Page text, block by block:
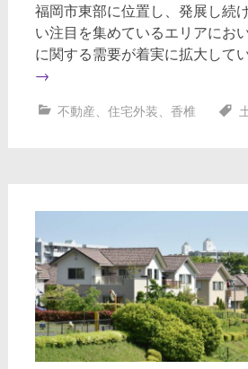
福岡市東部に位置し、発展し続
い注目を集めているエリアにお
に関する需要が着実に拡大して
→
不動産、 住宅外装、 香椎